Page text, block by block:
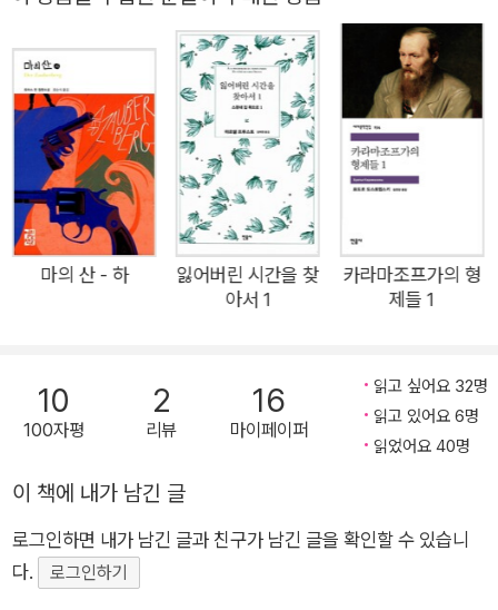
서로는 『교양』(공역), 『정신병리학 총론』(공역, 전4권), 『역사의 지
배자』, 『작약등(芍藥燈)』, 『아이 사랑도 기술이다』, 『마의 산』(전3
권), 『변신』, 『괴테, 토마스 만, 니체의 명언들』, 『로스할데』, 『나르치
스와 골드문트』, 『토니오 크뢰거』, 『베네치아에서의 죽음』, 『독일 전
설』(공역, 전2권), 『사기꾼 펠릭스 크룰의 고백』, 『내가 아는 나는 누
구인가』, 『차라투스트라는 이렇게 말했다』, 『사랑, 예술, 광기, 운명』
등 다수가 있다.
꼽힌다. 독일 현대 문학의 거장 토마스 만의 정치적 사상 전환을
엿볼 수 있는 대표작 1929년 장편소설 『부덴브로크 가의 사람
들』(1901)로 노벨 문학상을 수상한 토마스 만은 <『마의 산』이 없
었다면 노벨 문학상을 수상할 수 없었을 것이며, 『마의 산』이야말
로 이 상에 더 적합한 작품이다>라고 말했다. 『마의 산』은 토마스
만이 폐렴 증세로 다보스의 한 요양원에서 요양 중이던 아내를 방
문해 3주를 보낸 실제 체험을 바탕으로 쓰였다. 원래 단편으로 구
상되었으나, 집필 중 제1차 세계 대전을 겪으면서 갖가지 명상이
곁들여져 토마스 만 스스로도 예상치 못했던 방대한 분량의 장편
러 민주주의와 진보에 대해 능동적으로 옹호하는 등 정치적 사상
전환을 맞이한다. 토마스 만의 정치적 개안은 『마의 산』에도 자연
유럽 사회의 문제들을 중심으로 선회하는 시대 소설로도 큰 의미
를 지닌다. 마력을 지닌 산에 오른 한 청년, 그가 보낸 7년의 시간!
소설의 무대인 알프스 고산지대의 호화 요양원 <베르크호프>는
병과 죽음이 인간의 의식을 지배하는 세계이자, 한 번 발을 들이
마의 산 - 하
잃어버린 시간을 찾
아서 1
카라마조프가의 형
제들 1
10
100자평
2
리뷰
16
마이페이퍼
읽고 싶어요 32명
읽고 있어요 6명
읽었어요 40명
이 책에 내가 남긴 글
로그인하면 내가 남긴 글과 친구가 남긴 글을 확인할 수 있습니
다.
로그인하기